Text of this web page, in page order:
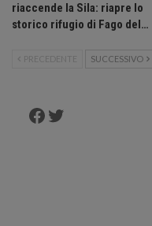
riaccende la Sila: riapre lo
storico rifugio di Fago del…
PRECEDENTE SUCCESSIVO
Facebook
Twitter